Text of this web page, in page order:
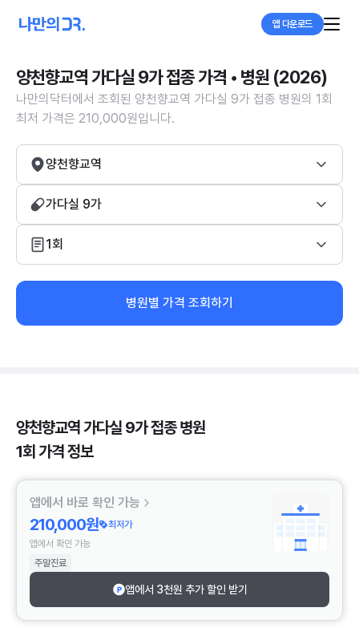
앱 다운로드
양천향교역 가다실 9가 접종 가격 • 병원 (2026)
나만의닥터에서 조회된 양천향교역 가다실 9가 접종 병원의 1회
최저 가격은 210,000원입니다.
양천향교역
가다실 9가
1회
병원별 가격 조회하기
양천향교역 가다실 9가 접종 병원
1회 가격 정보
앱에서 바로 확인 가능
210,000원
최저가
앱에서 확인 가능
주말진료
앱에서 3천원 추가 할인 받기